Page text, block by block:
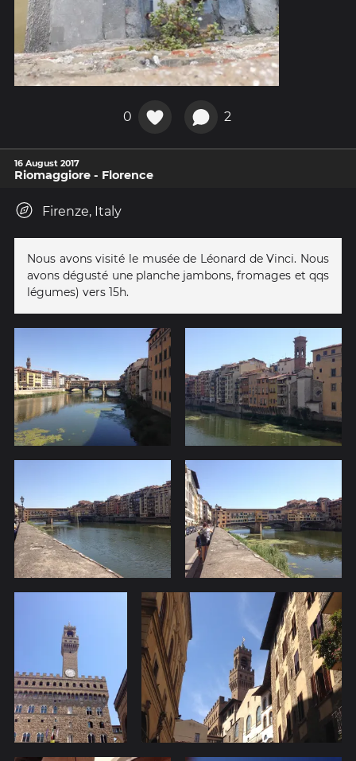
0 2
16 August 2017
Riomaggiore - Florence
Firenze, Italy
Nous avons visité le musée de Léonard de Vinci. Nous
avons dégusté une planche jambons, fromages et qqs
légumes) vers 15h.